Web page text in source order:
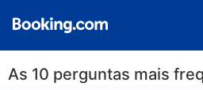
As 10 perguntas mais